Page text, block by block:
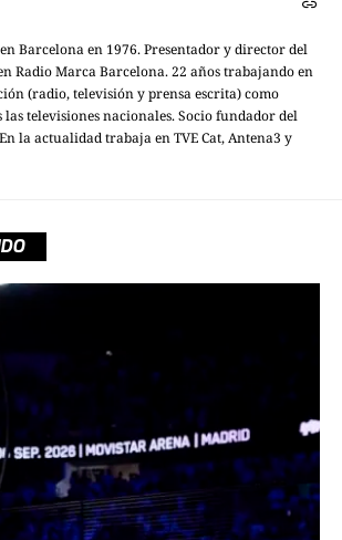
Barcelona en 1976. Presentador y director del
Radio Marca Barcelona. 22 años trabajando en
(radio, televisión y prensa escrita) como
televisiones nacionales. Socio fundador del
la actualidad trabaja en TVE Cat, Antena3 y